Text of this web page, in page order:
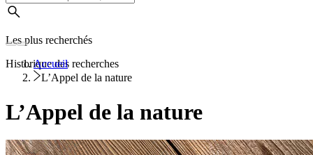
Les plus recherchés
Historique des recherches
Accueil
L’Appel de la nature
L’Appel de la nature